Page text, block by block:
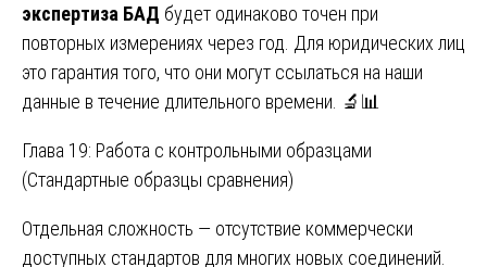
экспертиза БАД будет одинаково точен при
повторных измерениях через год. Для юридических лиц
это гарантия того, что они могут ссылаться на наши
данные в течение длительного времени. 🔬📊
Глава 19: Работа с контрольными образцами
(Стандартные образцы сравнения)
Отдельная сложность — отсутствие коммерчески
доступных стандартов для многих новых соединений.